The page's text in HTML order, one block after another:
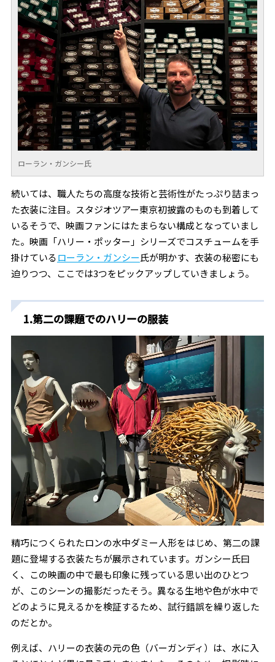
ローラン・ガンシー氏
続いては、職人たちの高度な技術と芸術性がたっぷり詰まっ
た衣装に注目。スタジオツアー東京初披露のものも到着して
いるそうで、映画ファンにはたまらない構成となっていまし
た。映画「ハリー・ポッター」シリーズでコスチュームを手
掛けているローラン・ガンシー氏が明かす、衣装の秘密にも
迫りつつ、ここでは3つをピックアップしていきましょう。
1.第二の課題でのハリーの服装
精巧につくられたロンの水中ダミー人形をはじめ、第二の課
題に登場する衣装たちが展示されています。ガンシー氏曰
く、この映画の中で最も印象に残っている思い出のひとつ
が、このシーンの撮影だったそう。異なる生地や色が水中で
どのように見えるかを検証するため、試行錯誤を繰り返した
のだとか。
例えば、ハリーの衣装の元の色（バーガンディ）は、水に入